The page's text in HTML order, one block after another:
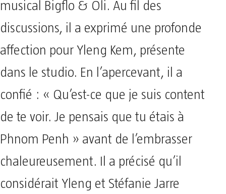
musical Bigflo & Oli. Au fil des
discussions, il a exprimé une profonde
affection pour Yleng Kem, présente
dans le studio. En l’apercevant, il a
confié : « Qu’est-ce que je suis content
de te voir. Je pensais que tu étais à
Phnom Penh » avant de l’embrasser
chaleureusement. Il a précisé qu’il
considérait Yleng et Stéfanie Jarre